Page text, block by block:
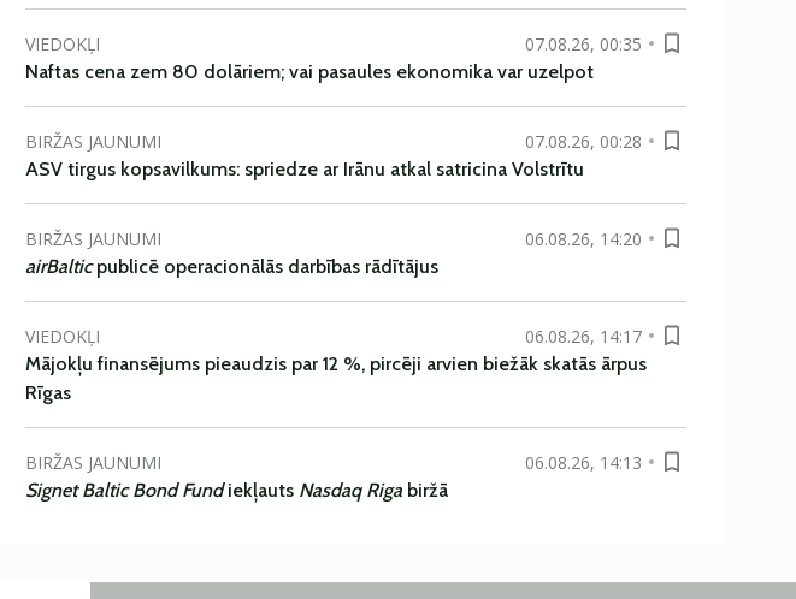
VIEDOKĻI
07.08.26, 00:35
Naftas cena zem 80 dolāriem; vai pasaules ekonomika var uzelpot
BIRŽAS JAUNUMI
07.08.26, 00:28
ASV tirgus kopsavilkums: spriedze ar Irānu atkal satricina Volstrītu
BIRŽAS JAUNUMI
06.08.26, 14:20
airBalticpublicē operacionālās darbības rādītājus
VIEDOKĻI
06.08.26, 14:17
Mājokļu finansējums pieaudzis par 12 %, pircēji arvien biežāk skatās ārpus
Rīgas
BIRŽAS JAUNUMI
06.08.26, 14:13
Signet Baltic Bond Fundiekļauts Nasdaq Riga biržā